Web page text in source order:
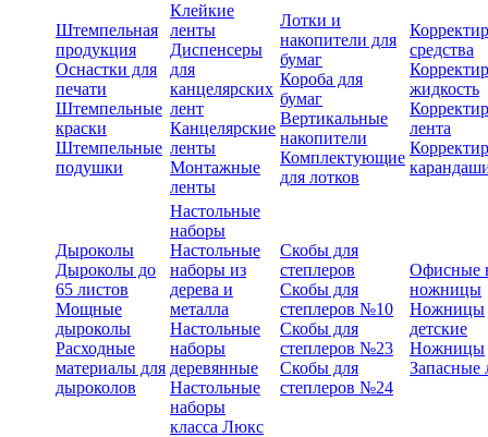
Штемпельная
продукция
Оснастки для
печати
Штемпельные
краски
Штемпельные
подушки
Клейкие
ленты
Диспенсеры
для
канцелярских
лент
Канцелярские
ленты
Монтажные
ленты
Лотки и
накопители для
бумаг
Короба для
бумаг
Вертикальные
накопители
Комплектующие
для лотков
средства
жидкость
лента
Дыроколы
Дыроколы до
65 листов
Мощные
дыроколы
Расходные
материалы для
дыроколов
Настольные
наборы
Настольные
наборы из
дерева и
металла
Настольные
наборы
деревянные
Настольные
наборы
класса Люкс
Скобы для
степлеров
Скобы для
степлеров №10
Скобы для
степлеров №23
Скобы для
степлеров №24
Офисные
ножницы
Ножницы
детские
Ножницы
Запасные